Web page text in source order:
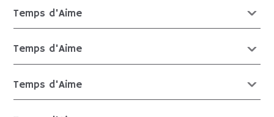
Temps d'Aime
Temps d'Aime
Temps d'Aime